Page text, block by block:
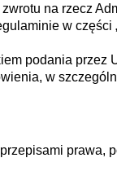
na rzecz
w części
podania przez
w
prawa,